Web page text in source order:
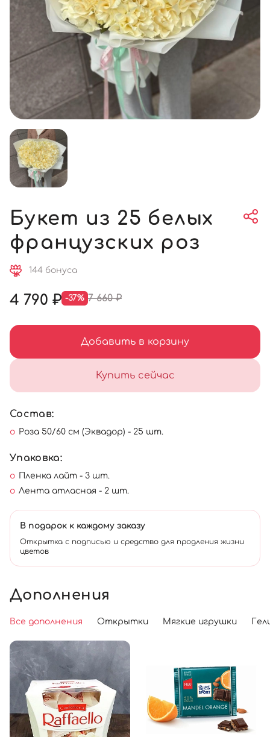
Букет из 25 белых
французских роз
144 бонуса
4 790 ₽ -37% 7 660 ₽
Добавить в корзину
Купить сейчас
Состав:
Роза 50/60 см (Эквадор) - 25 шт.
Упаковка:
Пленка лайт - 3 шт.
Лента атласная - 2 шт.
В подарок к каждому заказу
Открытка с подписью и средство для продления жизни
цветов
Дополнения
Все дополнения Открытки Мягкие игрушки